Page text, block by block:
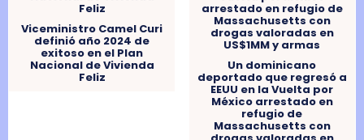
Viceministro Camel Curi
definió año 2024 de
exitoso en el Plan
Nacional de Vivienda
Feliz
Un dominicano
deportado que regresó a
EEUU en la Vuelta por
México arrestado en
refugio de
Massachusetts con